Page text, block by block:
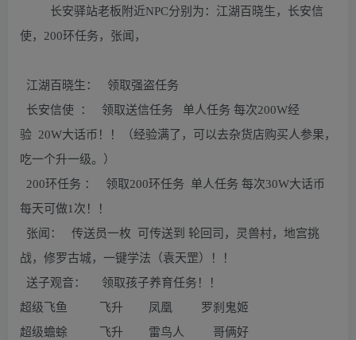
长安驿站老板附近NPC分别为：江湖百晓生，长安信
使，200环任务，张闻，
江湖百晓生： 领取强盗任务
长安信使 ： 领取送信任务 单人任务 每次200W经
验 20W大话币！！（经验满了，可以去杂货店购买人参果，
吃一个升一级。）
200环任务 ： 领取200环任务 单人任务 每次30W大话币
每天可做1次！！
张闻： 传送员一枚 可传送到 轮回司，灵兽村，地宫挑
战，修罗古城，一键学法（袁天罡）！！
送子观音： 领取孩子养育任务！！
超级飞鱼 飞升 凤凰 罗刹鬼姬
超级蟾蜍 飞升 雷鸟人 哥俩好